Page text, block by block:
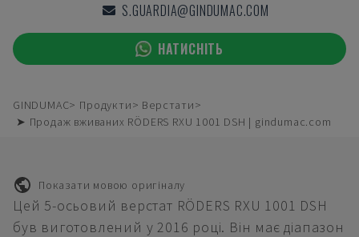
S.GUARDIA@GINDUMAC.COM
НАТИСНІТЬ
GINDUMAC Продукти
Верстати
➤ Продаж вживаних RÖDERS RXU 1001 DSH | gindumac.com
Показати мовою оригіналу
Цей 5-осьовий верстат RÖDERS RXU 1001 DSH
був виготовлений у 2016 році. Він має діапазон